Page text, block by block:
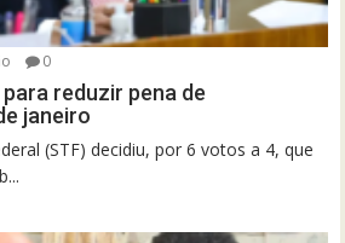
0
reduzir pena de
janeiro
(STF) decidiu, por 6 votos a 4, que